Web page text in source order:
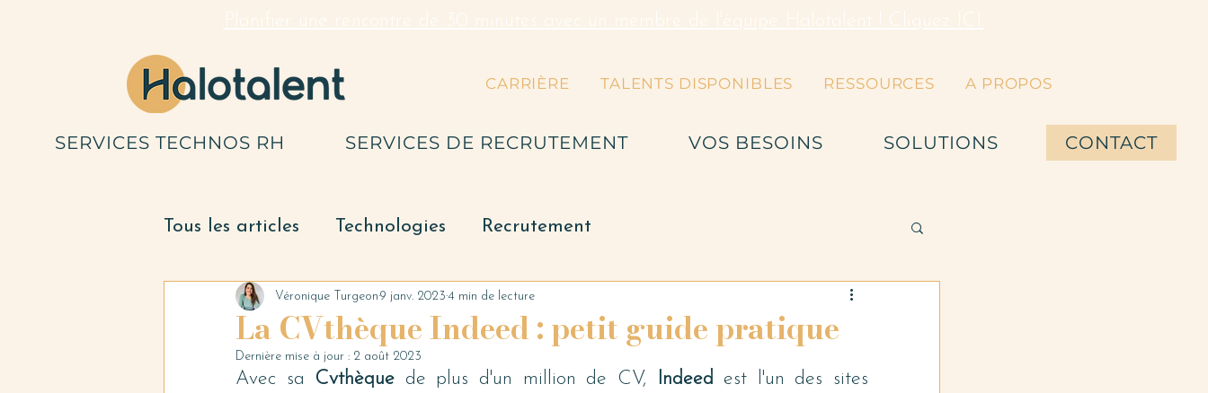
Planifier une rencontre de 30 minutes avec un membre de l'équipe Halotalent ! Cliquez ICI.
CARRIÈRE TALENTS DISPONIBLES RESSOURCES A PROPOS
SERVICES TECHNOS RH SERVICES DE RECRUTEMENT VOS BESOINS SOLUTIONS CONTACT
Tous les articles Technologies Recrutement
Gestion des ressources humaines
La CVthèque Indeed : petit guide pratique
Véronique Turgeon 9 janv. 2023 4 min de lecture
Dernière mise à jour : 2 août 2023
Avec sa Cvthèque de plus d'un million de CV, Indeed est l'un des sites